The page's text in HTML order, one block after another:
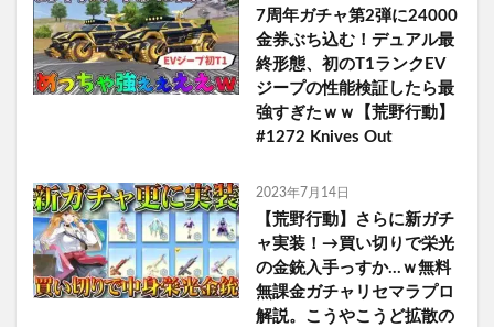
7周年ガチャ第2弾に24000
金券ぶち込む！デュアル最
終形態、初のT1ランクEV
ジープの性能検証したら最
強すぎたｗｗ【荒野行動】
#1272 Knives Out
2023年7月14日
【荒野行動】さらに新ガチ
ャ実装！→買い切りで栄光
の金銃入手っすか…ｗ無料
無課金ガチャリセマラプロ
解説。こうやこうど拡散の